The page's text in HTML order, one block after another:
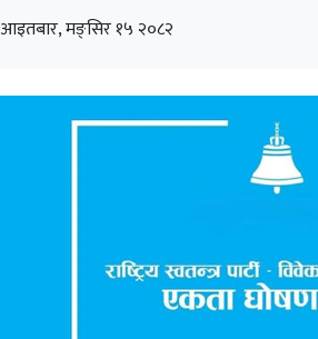
आइतबार, मङ्सिर १५ २०८२